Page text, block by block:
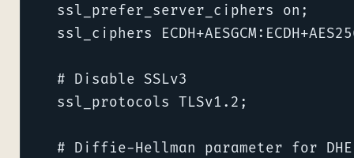
  ssl_prefer_server_ciphers on;
ssl_ciphers
  # Disable SSLv3
  ssl_protocols TLSv1.2;
# Diffie-Hellman parameter for